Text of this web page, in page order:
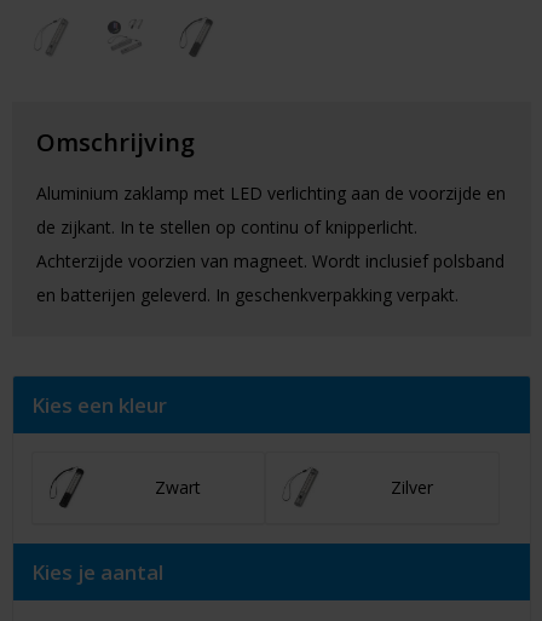
Omschrijving
Aluminium zaklamp met LED verlichting aan de voorzijde en
de zijkant. In te stellen op continu of knipperlicht.
Achterzijde voorzien van magneet. Wordt inclusief polsband
en batterijen geleverd. In geschenkverpakking verpakt.
Kies een kleur
Zwart Zilver
Kies je aantal